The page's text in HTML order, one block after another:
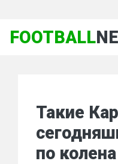
FOOTBALL
Такие
по колена